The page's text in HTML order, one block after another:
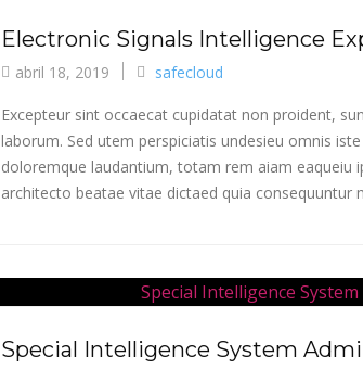
Electronic Signals Intelligence
abril 18, 2019 safecloud
Excepteur sint occaecat cupidatat non proident,
laborum. Sed utem perspiciatis undesieu omnis
doloremque laudantium, totam rem aiam eaqueiu
architecto beatae vitae dictaed quia consequuntur
Special Intelligence System